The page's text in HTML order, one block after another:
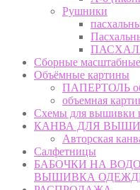
Рушники
Сборные
Объёмные картины
ПАПЕРТОЛЬ
объемная
Схемы для вышивки
КАНВА ДЛЯ
Авторская
Салфетницы
БАБОЧКИ НА
ВЫШИВКА